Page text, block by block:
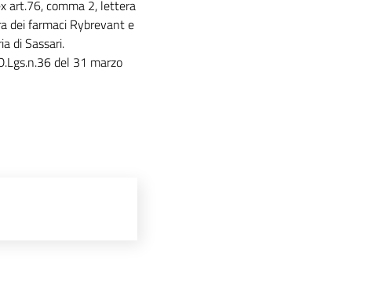
art.76, comma 2, lettera
dei farmaci Rybrevant e
di Sassari.
del 31 marzo